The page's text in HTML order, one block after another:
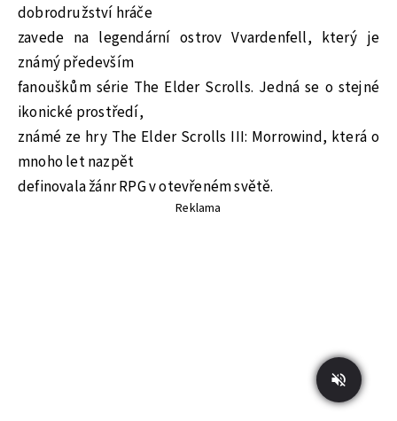
dobrodružství hráče
zavede na legendární ostrov Vvardenfell, který je
známý především
fanouškům série The Elder Scrolls. Jedná se o stejné
ikonické prostředí,
známé ze hry The Elder Scrolls III: Morrowind, která o
mnoho let nazpět
definovala žánr RPG v otevřeném světě.
Reklama